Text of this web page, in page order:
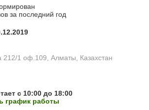
за последний год
212/1 оф.109, Алматы, Казахстан
с 10:00 до 18:00
график работы